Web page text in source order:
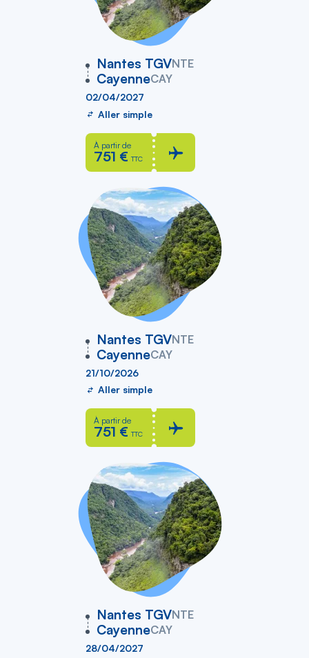
Nantes TGVNTE
vers
CayenneCAY
02/04/2027
Aller simple
À partir de
751 € TTC
Nantes TGVNTE
vers
CayenneCAY
21/10/2026
Aller simple
À partir de
751 € TTC
Nantes TGVNTE
vers
CayenneCAY
28/04/2027